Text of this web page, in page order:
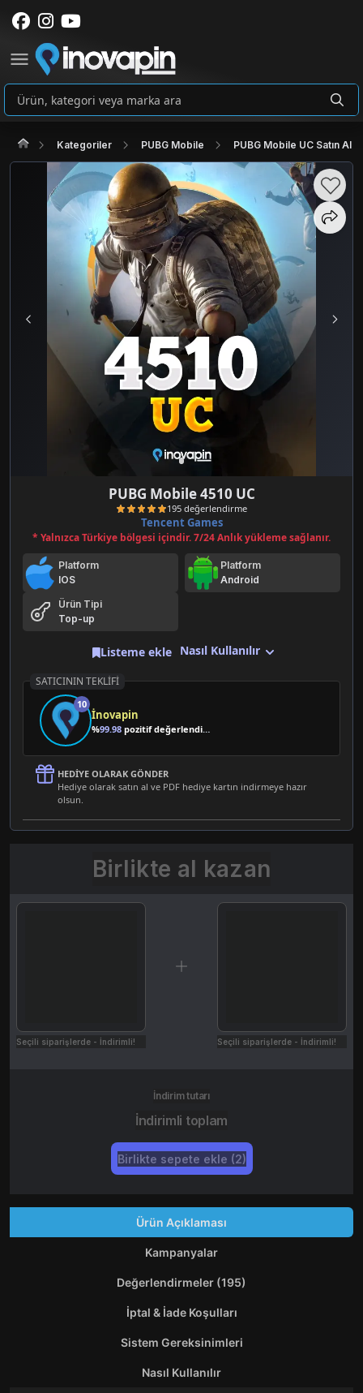
Kategoriler PUBG Mobile PUBG Mobile UC Satın Al
PUBG Mobile 4510 UC
Tencent Games
* Yalnızca Türkiye bölgesi içindir. 7/24 Anlık yükleme sağlanır.
Platform
IOS
Platform
Android
Ürün Tipi
Top-up
Nasıl Kullanılır
Listeme ekle
SATICININ TEKLIFI
10
İnovapin
%99.98 pozitif değerlendirme
HEDIYE OLARAK GÖNDER
Hediye olarak satın al ve PDF hediye kartın indirmeye hazır
olsun.
Birlikte al kazan
Seçili siparişlerde - İndirimli! Seçili siparişlerde - İndirimli!
İndirim tutarı
İndirimli toplam
Birlikte sepete ekle (2)
Ürün Açıklaması
Kampanyalar
Değerlendirmeler (195)
İptal & İade Koşulları
Sistem Gereksinimleri
Nasıl Kullanılır